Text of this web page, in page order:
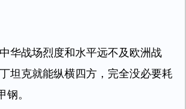
华战场烈度和水平远不及欧洲战
坦克就能纵横四方，完全没必要耗
钢。